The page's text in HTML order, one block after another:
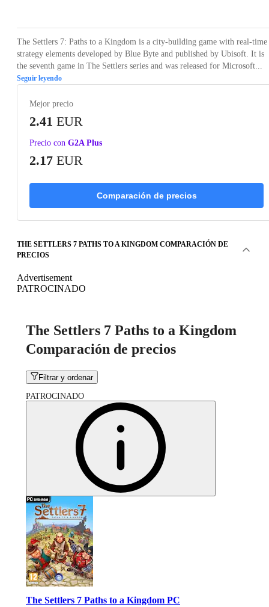
The Settlers 7: Paths to a Kingdom is a city-building game with real-time
strategy elements developed by Blue Byte and published by Ubisoft. It is
the seventh game in The Settlers series and was released for Microsoft...
Seguir leyendo
Mejor precio
2.41 EUR
Precio con G2A Plus
2.17 EUR
Comparación de precios
THE SETTLERS 7 PATHS TO A KINGDOM COMPARACIÓN DE
PRECIOS
Advertisement
PATROCINADO
The Settlers 7 Paths to a Kingdom
Comparación de precios
Filtrar y ordenar
PATROCINADO
The Settlers 7 Paths to a Kingdom PC